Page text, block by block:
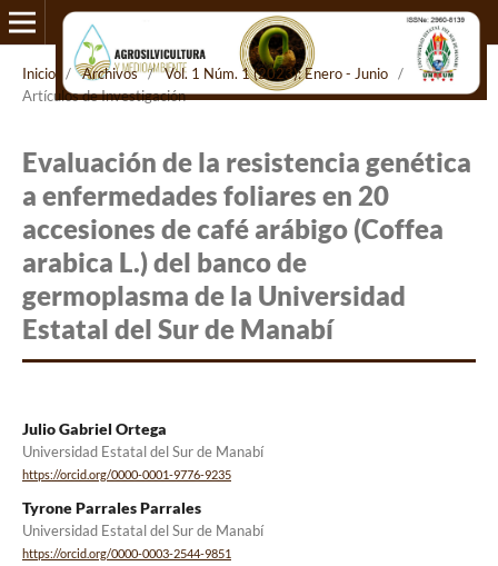
Inicio / Archivos / Vol. 1 Núm. 1 (2023): Enero - Junio /
Artículos de Investigación
Evaluación de la resistencia genética
a enfermedades foliares en 20
accesiones de café arábigo (Coffea
arabica L.) del banco de
germoplasma de la Universidad
Estatal del Sur de Manabí
Julio Gabriel Ortega
Universidad Estatal del Sur de Manabí
https://orcid.org/0000-0001-9776-9235
Tyrone Parrales Parrales
Universidad Estatal del Sur de Manabí
https://orcid.org/0000-0003-2544-9851